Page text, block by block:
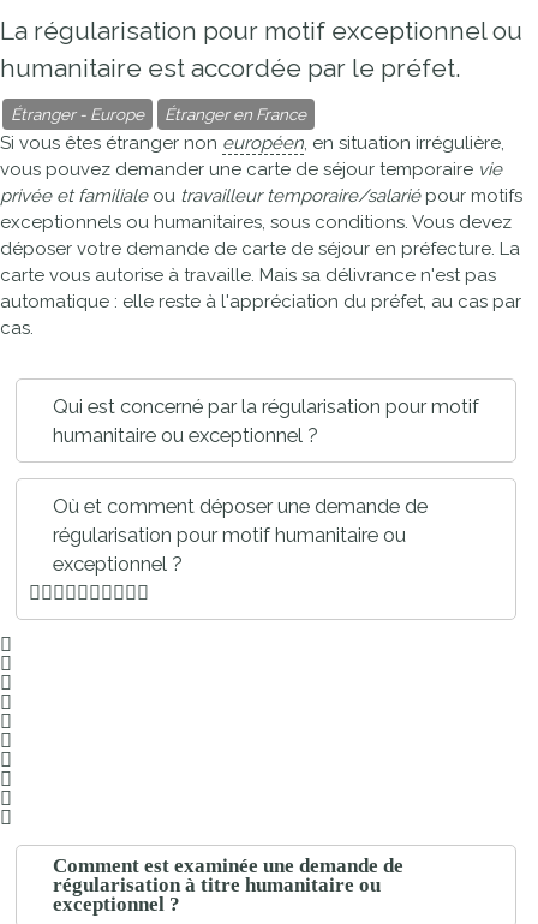
La régularisation pour motif exceptionnel ou
humanitaire est accordée par le préfet.
Étranger - Europe Étranger en France
Si vous êtes étranger non européen, en situation irrégulière,
vous pouvez demander une carte de séjour temporaire vie
privée et familialeou travailleur temporaire/salariépour motifs
exceptionnels ou humanitaires, sous conditions. Vous devez
déposer votre demande de carte de séjour en préfecture. La
carte vous autorise à travaille. Mais sa délivrance n'est pas
automatique : elle reste à l'appréciation du préfet, au cas par
cas.
Qui est concerné par la régularisation pour motif
humanitaire ou exceptionnel ?
Où et comment déposer une demande de
régularisation pour motif humanitaire ou
exceptionnel ?
Comment est examinée une demande de
régularisation à titre humanitaire ou
exceptionnel ?